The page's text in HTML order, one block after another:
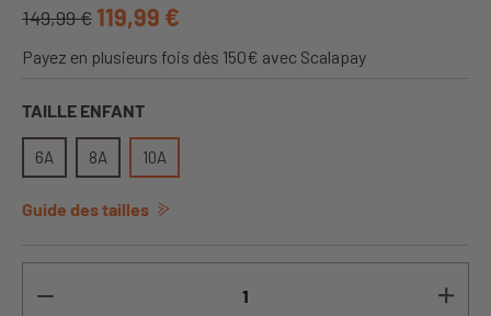
149,99 € 119,99 €
Payez en plusieurs fois dès 150€ avec Scalapay
TAILLE ENFANT
6A 8A 10A
Guide des tailles